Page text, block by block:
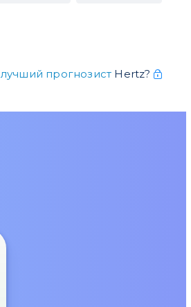
лучший прогнозист Hertz?